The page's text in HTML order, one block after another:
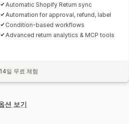
Automatic Shopify Return sync
Automation for approval, refund, label
Condition-based workflows
Advanced return analytics & MCP tools
14일 무료 체험
션 보기